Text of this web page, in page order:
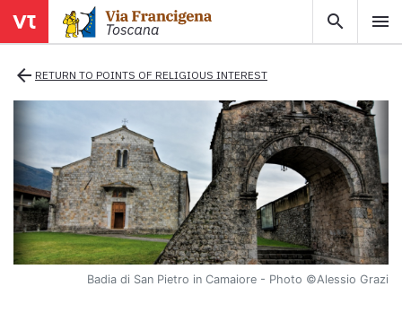
search menu
Legs
Info
Map
menu close
arrow_back RETURN TO POINTS OF RELIGIOUS INTEREST
Badia di San Pietro in Camaiore - Photo ©Alessio Grazi